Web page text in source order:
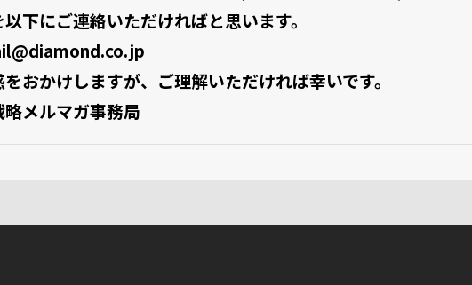
下にご連絡いただければと思います。
おかけしますが、ご理解いただければ幸いです。
メルマガ事務局